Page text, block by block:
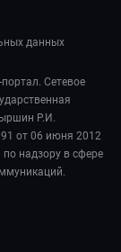
данных
Сетевое
Р.И.
от 06 июня 2012
надзору в сфере